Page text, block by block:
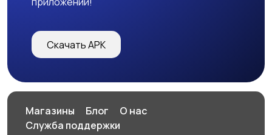
Скачать APK
Магазины Блог
О нас
Служба поддержки